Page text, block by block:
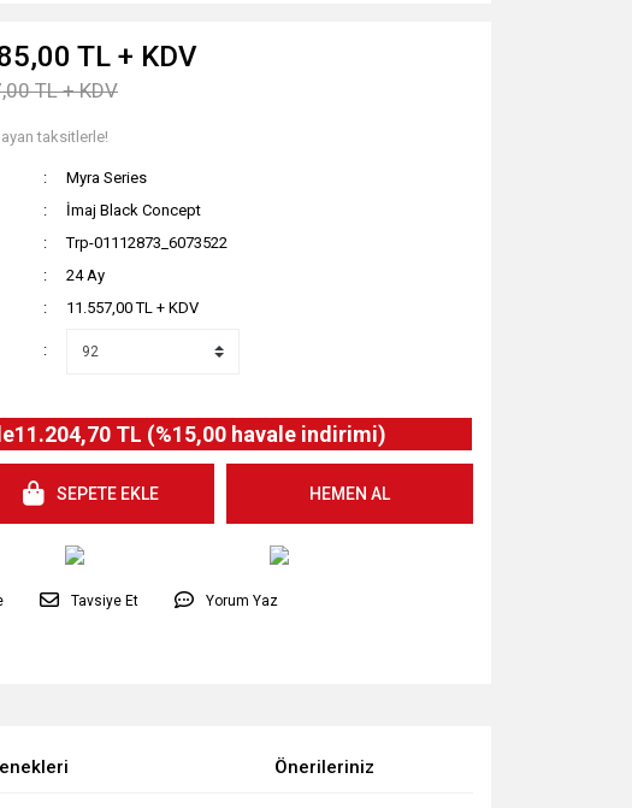
TL + KDV
TL + KDV
taksitlerle!
Myra Series
İmaj Black Concept
Trp-01112873_6073522
24 Ay
11.557,00 TL + KDV
11.204,70 TL (%15,00 havale indirimi)
SEPETE EKLE HEMEN AL
Tavsiye Et Yorum Yaz
Önerileriniz